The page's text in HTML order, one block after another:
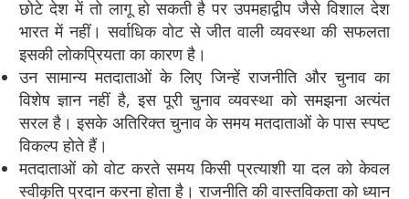
छोटे देश में तो लागू हो सकती है पर उपमहाद्वीप जैसे विशाल देश
भारत में नहीं। सर्वाधिक वोट से जीत वाली व्यवस्था की सफलता
इसकी लोकप्रियता का कारण है।
उन सामान्य मतदाताओं के लिए जिन्हें राजनीति और चुनाव का
विशेष ज्ञान नहीं है, इस पूरी चुनाव व्यवस्था को समझना अत्यंत
सरल है। इसके अतिरिक्त चुनाव के समय मतदाताओं के पास स्पष्ट
विकल्प होते हैं।
मतदाताओं को वोट करते समय किसी प्रत्याशी या दल को केवल
स्वीकृति प्रदान करना होता है। राजनीति की वास्तविकता को ध्यान